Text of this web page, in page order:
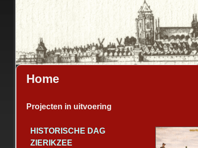
Home
Projecten in uitvoering
HISTORISCHE DAG
ZIERIKZEE